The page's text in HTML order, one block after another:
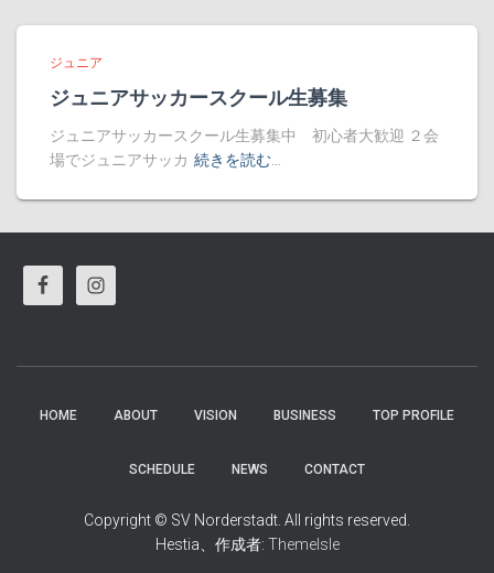
ジュニア
ジュニアサッカースクール生募集
ジュニアサッカースクール生募集中 初心者大歓迎 ２会
場でジュニアサッカ 続きを読む…
HOME ABOUT VISION BUSINESS TOP PROFILE
SCHEDULE NEWS CONTACT
Hestia、作成者: ThemeIsle